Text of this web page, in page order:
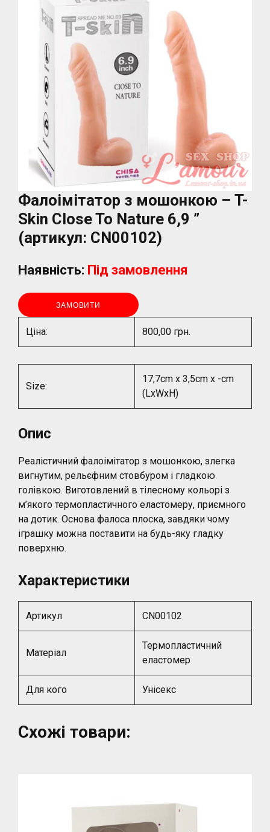
Фалоімітатор з мошонкою – T-
Skin Close To Nature 6,9 ”
(артикул: CN00102)
Наявність: Під замовлення
ЗАМОВИТИ
Ціна: 800,00 грн.
Size:
17,7cm x 3,5cm x -cm
(LxWxH)
Опис
Реалістичний фалоімітатор з мошонкою, злегка
вигнутим, рельєфним стовбуром і гладкою
голівкою. Виготовлений в тілесному кольорі з
м’якого термопластичного еластомеру, приємного
на дотик. Основа фалоса плоска, завдяки чому
іграшку можна поставити на будь-яку гладку
поверхню.
Характеристики
Артикул CN00102
Матеріал
Термопластичний
еластомер
Для кого Унісекс
Схожі товари: